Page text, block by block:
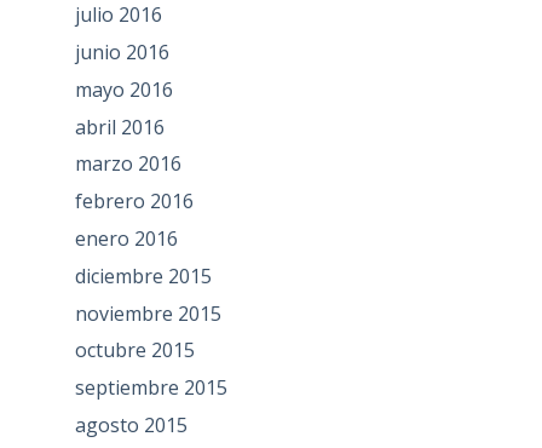
julio 2016
junio 2016
mayo 2016
abril 2016
marzo 2016
febrero 2016
enero 2016
diciembre 2015
noviembre 2015
octubre 2015
septiembre 2015
agosto 2015